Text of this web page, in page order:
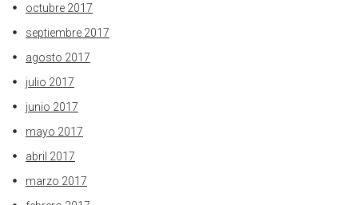
octubre 2017
septiembre 2017
agosto 2017
julio 2017
junio 2017
mayo 2017
abril 2017
marzo 2017